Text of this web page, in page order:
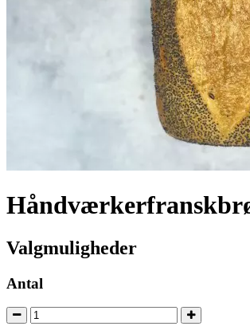
Valgmuligheder
Antal